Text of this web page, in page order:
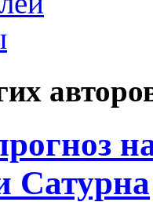
Сатурна